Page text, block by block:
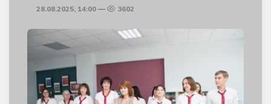
28.08.2025, 14:00 3602